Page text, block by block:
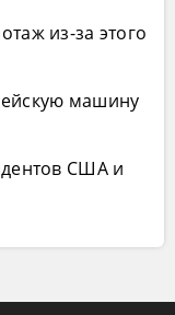
из-за этого
машину
США и